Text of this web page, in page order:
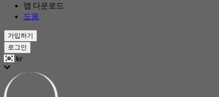
앱 다운로드
도움
가입하기
로그인
kr